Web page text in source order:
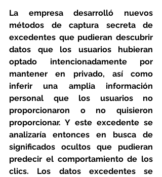
La empresa desarrolló nuevos
métodos de captura secreta de
excedentes que pudieran descubrir
datos que los usuarios hubieran
optado intencionadamente por
mantener en privado, así como
inferir una amplia información
personal que los usuarios no
proporcionaron o no quisieron
proporcionar. Y este excedente se
analizaría entonces en busca de
significados ocultos que pudieran
predecir el comportamiento de los
clics. Los datos excedentes se